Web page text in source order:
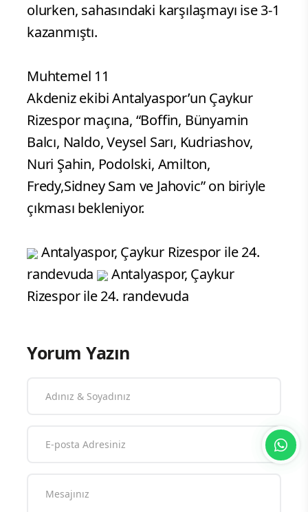
olurken, sahasındaki karşılaşmayı ise 3-1
kazanmıştı.
Muhtemel 11
Akdeniz ekibi Antalyaspor’un Çaykur
Rizespor maçına, “Boffin, Bünyamin
Balcı, Naldo, Veysel Sarı, Kudriashov,
Nuri Şahin, Podolski, Amilton,
Fredy,Sidney Sam ve Jahovic” on biriyle
çıkması bekleniyor.
Antalyaspor, Çaykur Rizespor ile 24.
randevuda
Antalyaspor, Çaykur
Rizespor ile 24. randevuda
Yorum Yazın